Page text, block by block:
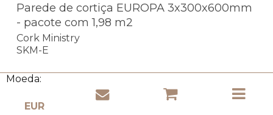
Moeda:
Parede de cortiça EUROPA 3x300x600mm
- pacote com 1,98 m2
Cork Ministry
SKM-E
- pagamento seguro!
- entrega expressa!